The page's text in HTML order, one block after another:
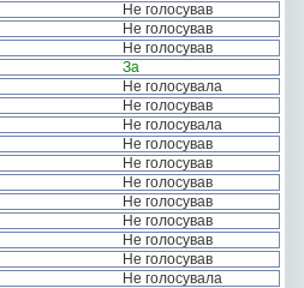
Не голосував
Не голосував
Не голосував
За
Не голосувала
Не голосував
Не голосувала
Не голосував
Не голосував
Не голосував
Не голосував
Не голосував
Не голосував
Не голосував
Не голосувала